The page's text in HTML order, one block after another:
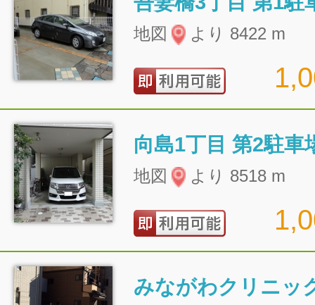
地図 より 8422 m
向島1丁目 第2駐車
地図 より 8518 m
みながわクリニッ